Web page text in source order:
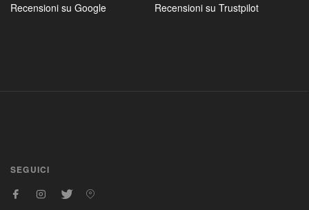
Recensioni su Google
Recensioni su Trustpilot
SEGUICI